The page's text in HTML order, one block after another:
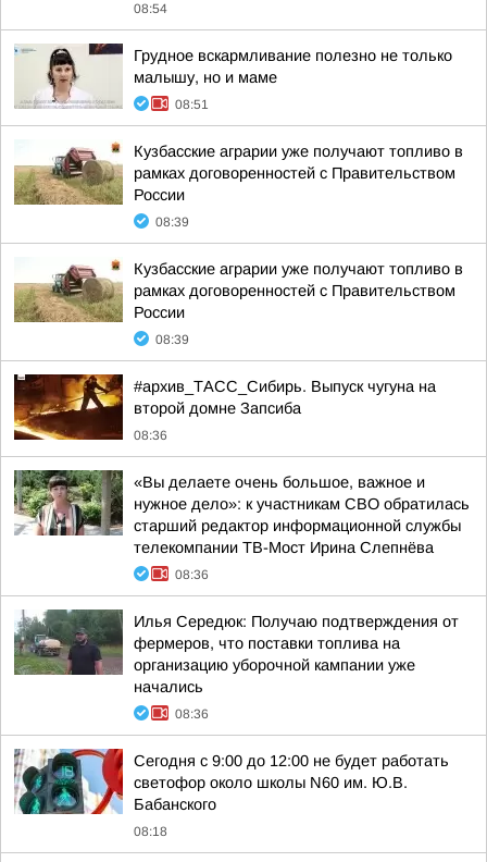
08:54
Грудное вскармливание полезно не только
малышу, но и маме
08:51
Кузбасские аграрии уже получают топливо в
рамках договоренностей с Правительством
России
08:39
Кузбасские аграрии уже получают топливо в
рамках договоренностей с Правительством
России
08:39
#архив_ТАСС_Сибирь. Выпуск чугуна на
второй домне Запсиба
08:36
«Вы делаете очень большое, важное и
нужное дело»: к участникам СВО обратилась
старший редактор информационной службы
телекомпании ТВ-Мост Ирина Слепнёва
08:36
Илья Середюк: Получаю подтверждения от
фермеров, что поставки топлива на
организацию уборочной кампании уже
начались
08:36
Сегодня с 9:00 до 12:00 не будет работать
светофор около школы N60 им. Ю.В.
Бабанского
08:18